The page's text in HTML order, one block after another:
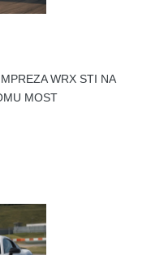
WRX STI NA
MOST